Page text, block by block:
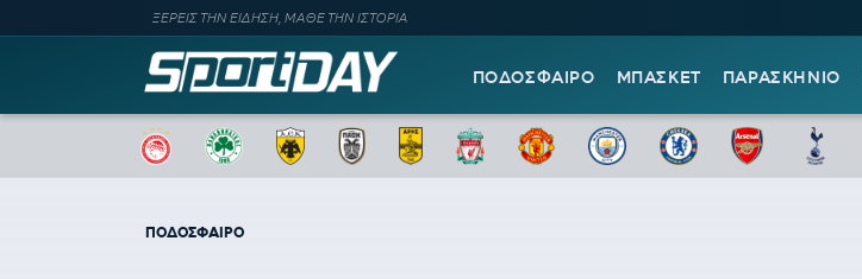
ΞΕΡΕΙΣ ΤΗΝ ΕΙΔΗΣΗ, ΜΑΘΕ ΤΗΝ ΙΣΤΟΡΙΑ
ΠΟΔΟΣΦΑΙΡΟ ΜΠΑΣΚΕΤ ΠΑΡΑΣΚΗΝΙΟ
ΠΟΔΟΣΦΑΙΡΟ